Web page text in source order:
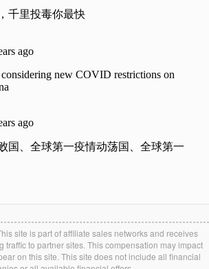
site is part of affiliate sales networks and receives
traffic to partner sites. This compensation may impact
on this site. This site does not include all financial